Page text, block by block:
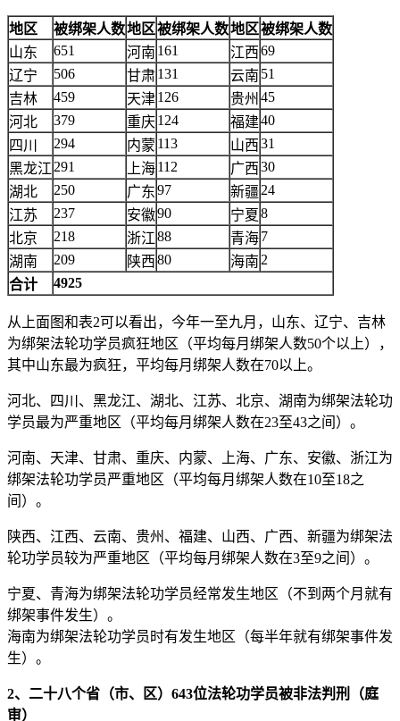
地区 被绑架人数地区被绑架人数地区被绑架人数
山东
651 河南 161 江西69
辽宁
506 甘肃131 云南 51
吉林
459 天津126 贵州 45
河北
379 重庆124 福建40
四川
294 内蒙 113 山西31
黑龙江 291 上海112 广西30
湖北
250 广东97 新疆 24
江苏
237 安徽90 宁夏 8
北京
218 浙江88 青海7
湖南
209 陕西80 海南 2
合计
4925
从上面图和表2可以看出，今年一至九月，山东、辽宁、吉林
为绑架法轮功学员疯狂地区（平均每月绑架人数50个以上），
其中山东最为疯狂，平均每月绑架人数在70以上。
河北、四川、黑龙江、湖北、江苏、北京、湖南为绑架法轮功
学员最为严重地区（平均每月绑架人数在23至43之间）。
河南、天津、甘肃、重庆、内蒙、上海、广东、安徽、浙江为
绑架法轮功学员严重地区（平均每月绑架人数在10至18之
间）。
陕西、江西、云南、贵州、福建、山西、广西、新疆为绑架法
轮功学员较为严重地区（平均每月绑架人数在3至9之间）。
宁夏、青海为绑架法轮功学员经常发生地区（不到两个月就有
绑架事件发生）。
海南为绑架法轮功学员时有发生地区（每半年就有绑架事件发
生）。
2、二十八个省（市、区）643位法轮功学员被非法判刑（庭
审）